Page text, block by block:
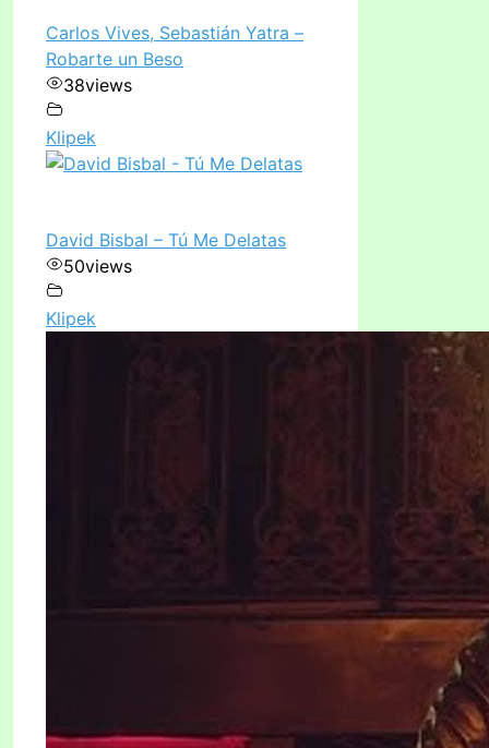
Carlos Vives, Sebastián Yatra –
Robarte un Beso
38views
Klipek
David Bisbal – Tú Me Delatas
50views
Klipek